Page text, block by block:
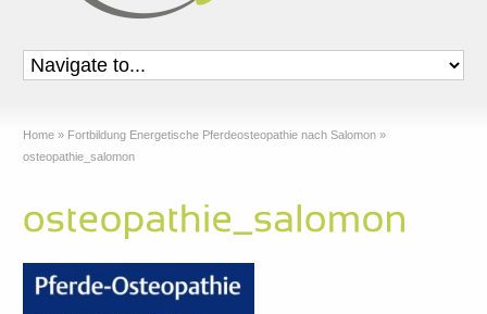
Home » Fortbildung Energetische Pferdeosteopathie nach Salomon »
osteopathie_salomon